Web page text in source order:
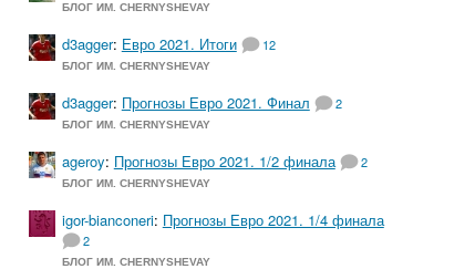
БЛОГ ИМ. CHERNYSHEVAY
d3agger: Евро 2021. Итоги 12
БЛОГ ИМ. CHERNYSHEVAY
d3agger: Прогнозы Евро 2021. Финал 2
БЛОГ ИМ. CHERNYSHEVAY
ageroy: Прогнозы Евро 2021. 1/2 финала 2
БЛОГ ИМ. CHERNYSHEVAY
igor-bianconeri: Прогнозы Евро 2021. 1/4 финала
2
БЛОГ ИМ. CHERNYSHEVAY